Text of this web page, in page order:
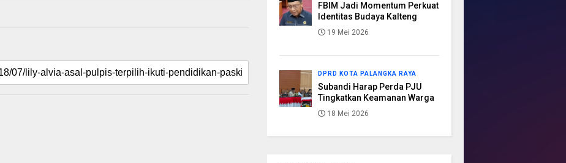
FBIM Jadi Momentum Perkuat
Identitas Budaya Kalteng
19 Mei 2026
DPRD KOTA PALANGKA RAYA
Subandi Harap Perda PJU
Tingkatkan Keamanan Warga
18 Mei 2026